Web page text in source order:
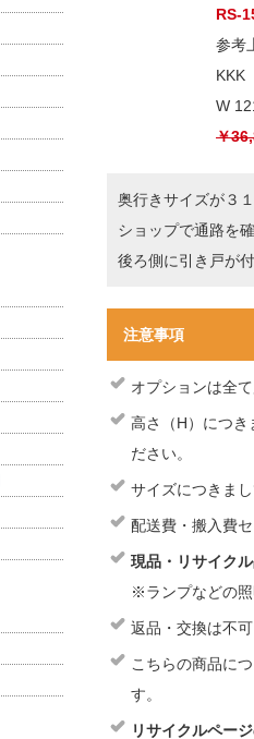
RS-
参考
W
￥
奥行きサイズが３
ショップで通路を
後ろ側に引き戸が
注意事項
オプションは全て
高さ（H）につき
ださい。
サイズにつきま
配送費・搬入費
現品・リサイク
※ランプなどの照
返品・交換は不
こちらの商品に
す。
リサイクルペー